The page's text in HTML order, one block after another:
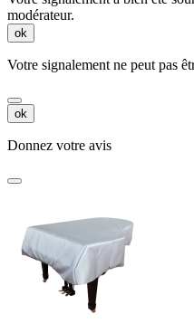
modérateur.
ok
Votre signalement ne peut pas
ok
Donnez votre avis